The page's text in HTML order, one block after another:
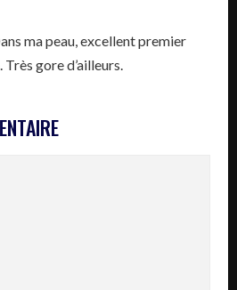
ma peau, excellent premier
gore d’ailleurs.